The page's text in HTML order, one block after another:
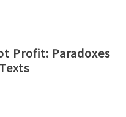
Profit: Paradoxes